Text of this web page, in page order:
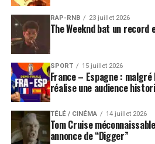
RAP-RNB 23 juillet 2026
The Weeknd bat un record
SPORT 15 juillet 2026
France – Espagne :
réalise une audience
TÉLÉ / CINÉMA 14 juillet 2026
Tom Cruise
annonce de “Digger”